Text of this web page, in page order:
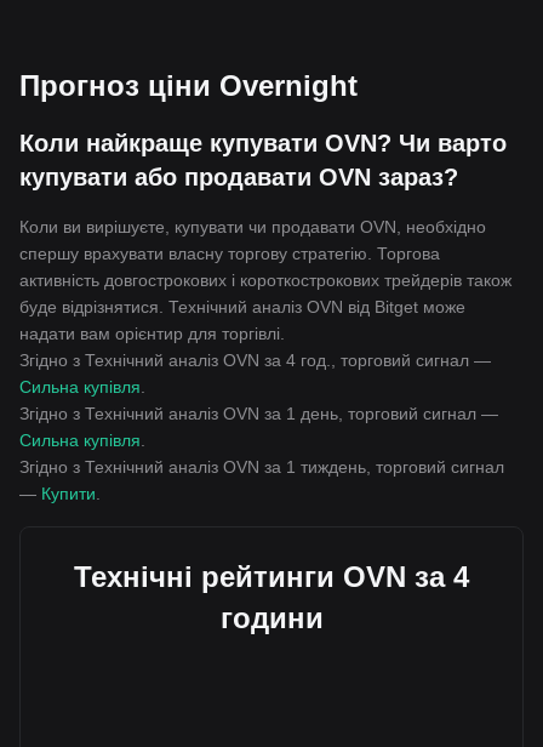
Прогноз ціни Overnight
Коли найкраще купувати OVN? Чи варто
купувати або продавати OVN зараз?
Коли ви вирішуєте, купувати чи продавати OVN, необхідно
спершу врахувати власну торгову стратегію. Торгова
активність довгострокових і короткострокових трейдерів також
буде відрізнятися. Технічний аналіз OVN від Bitget може
надати вам орієнтир для торгівлі.
Згідно з Технічний аналіз OVN за 4 год., торговий сигнал —
Сильна купівля
Згідно з Технічний аналіз OVN за 1 день, торговий сигнал —
Сильна купівля
Згідно з Технічний аналіз OVN за 1 тиждень, торговий сигнал
— Купити
Технічні рейтинги OVN за 4
години